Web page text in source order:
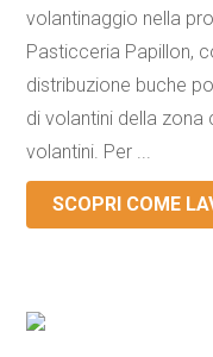
volantinaggio nella
Pasticceria Papillon,
distribuzione buche
di volantini della
volantini. Per ...
SCOPRI COME